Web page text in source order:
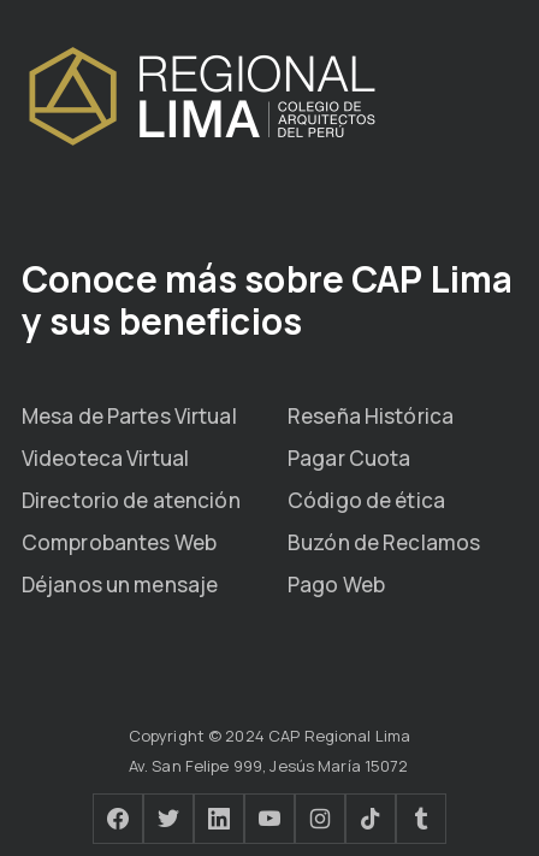
Conoce más sobre CAP Lima
y sus beneficios
Mesa de Partes Virtual
Reseña Histórica
Videoteca Virtual
Pagar Cuota
Directorio de atención
Código de ética
Comprobantes Web
Buzón de Reclamos
Déjanos un mensaje
Pago Web
Copyright © 2024 CAP Regional Lima
Av. San Felipe 999, Jesús María 15072